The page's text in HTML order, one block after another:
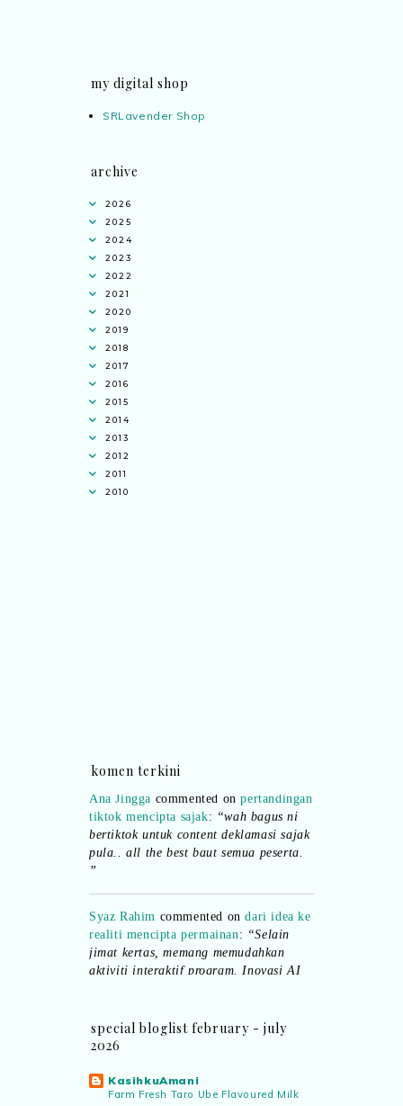
my digital shop
SRLavender Shop
archive
2026
2025
2024
2023
2022
2021
2020
2019
2018
2017
2016
2015
2014
2013
2012
2011
2010
komen terkini
tiktok mencipta sajak:“wah bagus ni
bertiktok untuk content deklamasi sajak
pula.. all the best baut semua peserta.
”
Syaz Rahimcommented ondari idea ke
realiti mencipta permainan:“Selain
jimat kertas, memang memudahkan
aktiviti interaktif program. Inovasi AI
dan teknologi digital terbaik!”
pertandingan tiktok mencipta sajak:
“Menarik sungguh Pertandingan TikTok
Mencipta Sajak Kemerdekaan 2026 dari
PNM ni! Platform terbaik serlahkan
special bloglist february - july
2026
KasihkuAmani
Farm Fresh Taro Ube Flavoured Milk